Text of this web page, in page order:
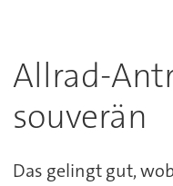
Allrad-
souverän
Das gelingt gut,